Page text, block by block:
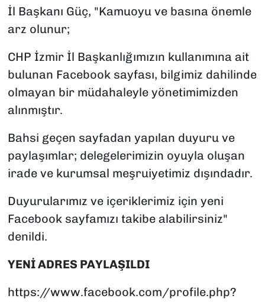
İl Başkanı Güç, "Kamuoyu ve basına önemle
arz olunur;
CHP İzmir İl Başkanlığımızın kullanımına ait
bulunan Facebook sayfası, bilgimiz dahilinde
olmayan bir müdahaleyle yönetimimizden
alınmıştır.
Bahsi geçen sayfadan yapılan duyuru ve
paylaşımlar; delegelerimizin oyuyla oluşan
irade ve kurumsal meşruiyetimiz dışındadır.
Duyurularımız ve içeriklerimiz için yeni
Facebook sayfamızı takibe alabilirsiniz"
denildi.
YENİ ADRES PAYLAŞILDI
https://www.facebook.com/profile.php?